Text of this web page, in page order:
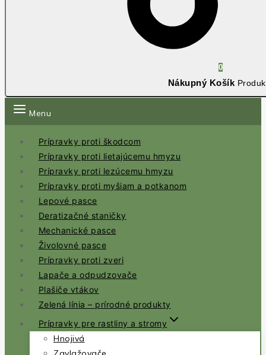
0
Nákupný Košík
Menu
Prípravky proti škodcom
Prípravky proti lietajúcemu hmyzu
Prípravky proti lezúcemu hmyzu
Prípravky proti myšiam a potkanom
Lepové pasce
Deratizačné staničky
Mechanické pasce
Živolovné pasce
Prípravky proti zveri
Lapače a odpudzovače
Plašiče vtákov
Zelená línia – prírodné produkty
Prípravky pre rastliny a stromy
Hnojivá